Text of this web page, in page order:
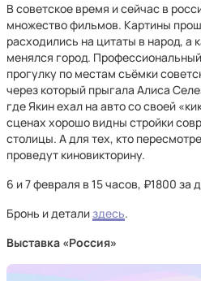
В советское время и сейчас в
множество фильмов. Картины
расходились на цитаты в народ, а
менялся город.
прогулку по местам съёмки
через который прыгала Алиса
где Якин ехал на авто со своей
сценах хорошо видны стройки
столицы. А для тех, кто
проведут киновикторину.
6 и 7 февраля в 15 часов, ₽1800 за
Бронь и детализдесь.
Выставка «Россия»